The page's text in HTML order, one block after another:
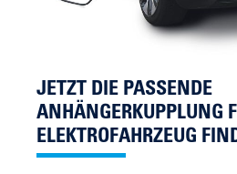
JETZT DIE PASSENDE
ANHÄNGERKUPPLUNG
ELEKTROFAHRZEUG